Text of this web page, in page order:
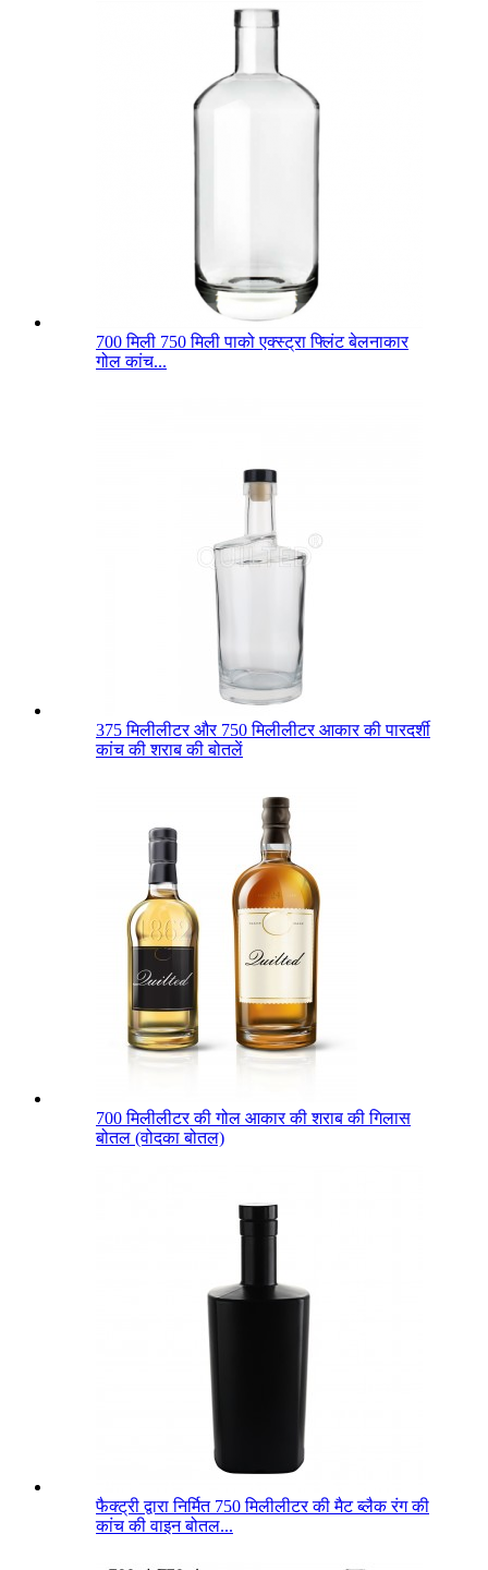
700 मिली 750 मिली पाको एक्स्ट्रा फ्लिंट बेलनाकार
गोल कांच...
375 मिलीलीटर और 750 मिलीलीटर आकार की पारदर्शी
कांच की शराब की बोतलें
700 मिलीलीटर की गोल आकार की शराब की गिलास
बोतल (वोदका बोतल)
फैक्ट्री द्वारा निर्मित 750 मिलीलीटर की मैट ब्लैक रंग की
कांच की वाइन बोतल...